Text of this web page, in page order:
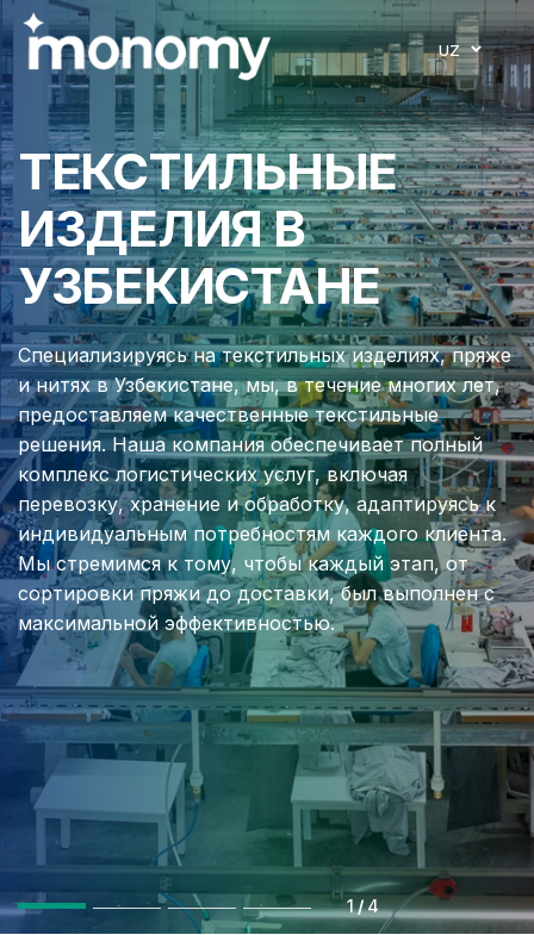
UZ
ТЕКСТИЛЬНЫЕ
ИЗДЕЛИЯ В
УЗБЕКИСТАНЕ
Специализируясь на текстильных изделиях, пряже
и нитях в Узбекистане, мы, в течение многих лет,
предоставляем качественные текстильные
решения. Наша компания обеспечивает полный
комплекс логистических услуг, включая
перевозку, хранение и обработку, адаптируясь к
индивидуальным потребностям каждого клиента.
Мы стремимся к тому, чтобы каждый этап, от
сортировки пряжи до доставки, был выполнен с
максимальной эффективностью.
1/4